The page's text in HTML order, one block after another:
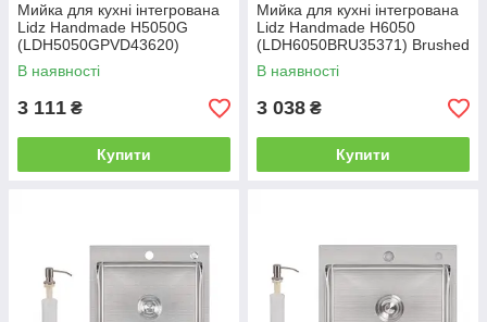
Мийка для кухні інтегрована
Lidz Handmade H5050G
(LDH5050GPVD43620)
Brushed Grey PVD 3,0/1,0 мм
В наявності
3 111 ₴
Купити
Мийка для кухні інтегрована
Lidz Handmade H6050
(LDH6050BRU35371) Brushed
Steel 3,0/1,0 мм
В наявності
3 038 ₴
Купити